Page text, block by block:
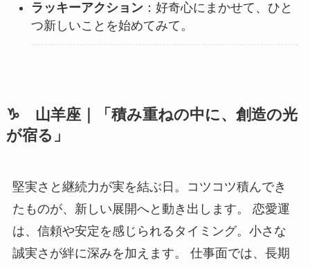
ラッキーアクション：好奇心にまかせて、ひと
つ新しいことを始めてみて。
♑ 山羊座｜「積み重ねの中に、創造の光
が宿る」
堅実さと継続力が実を結ぶ日。コツコツ積んでき
たものが、新しい展開へと動き出します。 恋愛運
は、信頼や安定を感じられるタイミング。小さな
誠実さが絆に深みを加えます。 仕事面では、長期